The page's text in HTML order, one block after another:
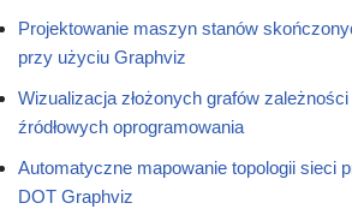
Projektowanie maszyn stanów
przy użyciu Graphviz
Wizualizacja złożonych grafów
źródłowych oprogramowania
Automatyczne mapowanie topologii sieci
DOT Graphviz